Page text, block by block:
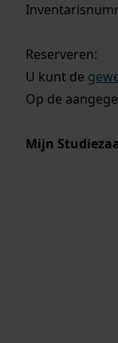
Reserveren:
U kunt de
Op de
Mijn